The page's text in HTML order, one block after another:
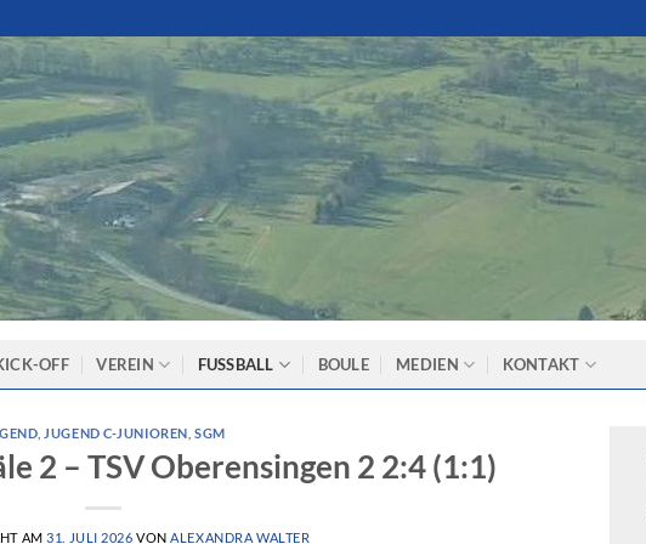
OFF VEREIN FUSSBALL BOULE MEDIEN KONTAKT
JUGEND C-JUNIOREN SGM
2 – TSV Oberensingen 2 2:4 (1:1)
AM 31. JULI 2026 VON ALEXANDRA WALTER